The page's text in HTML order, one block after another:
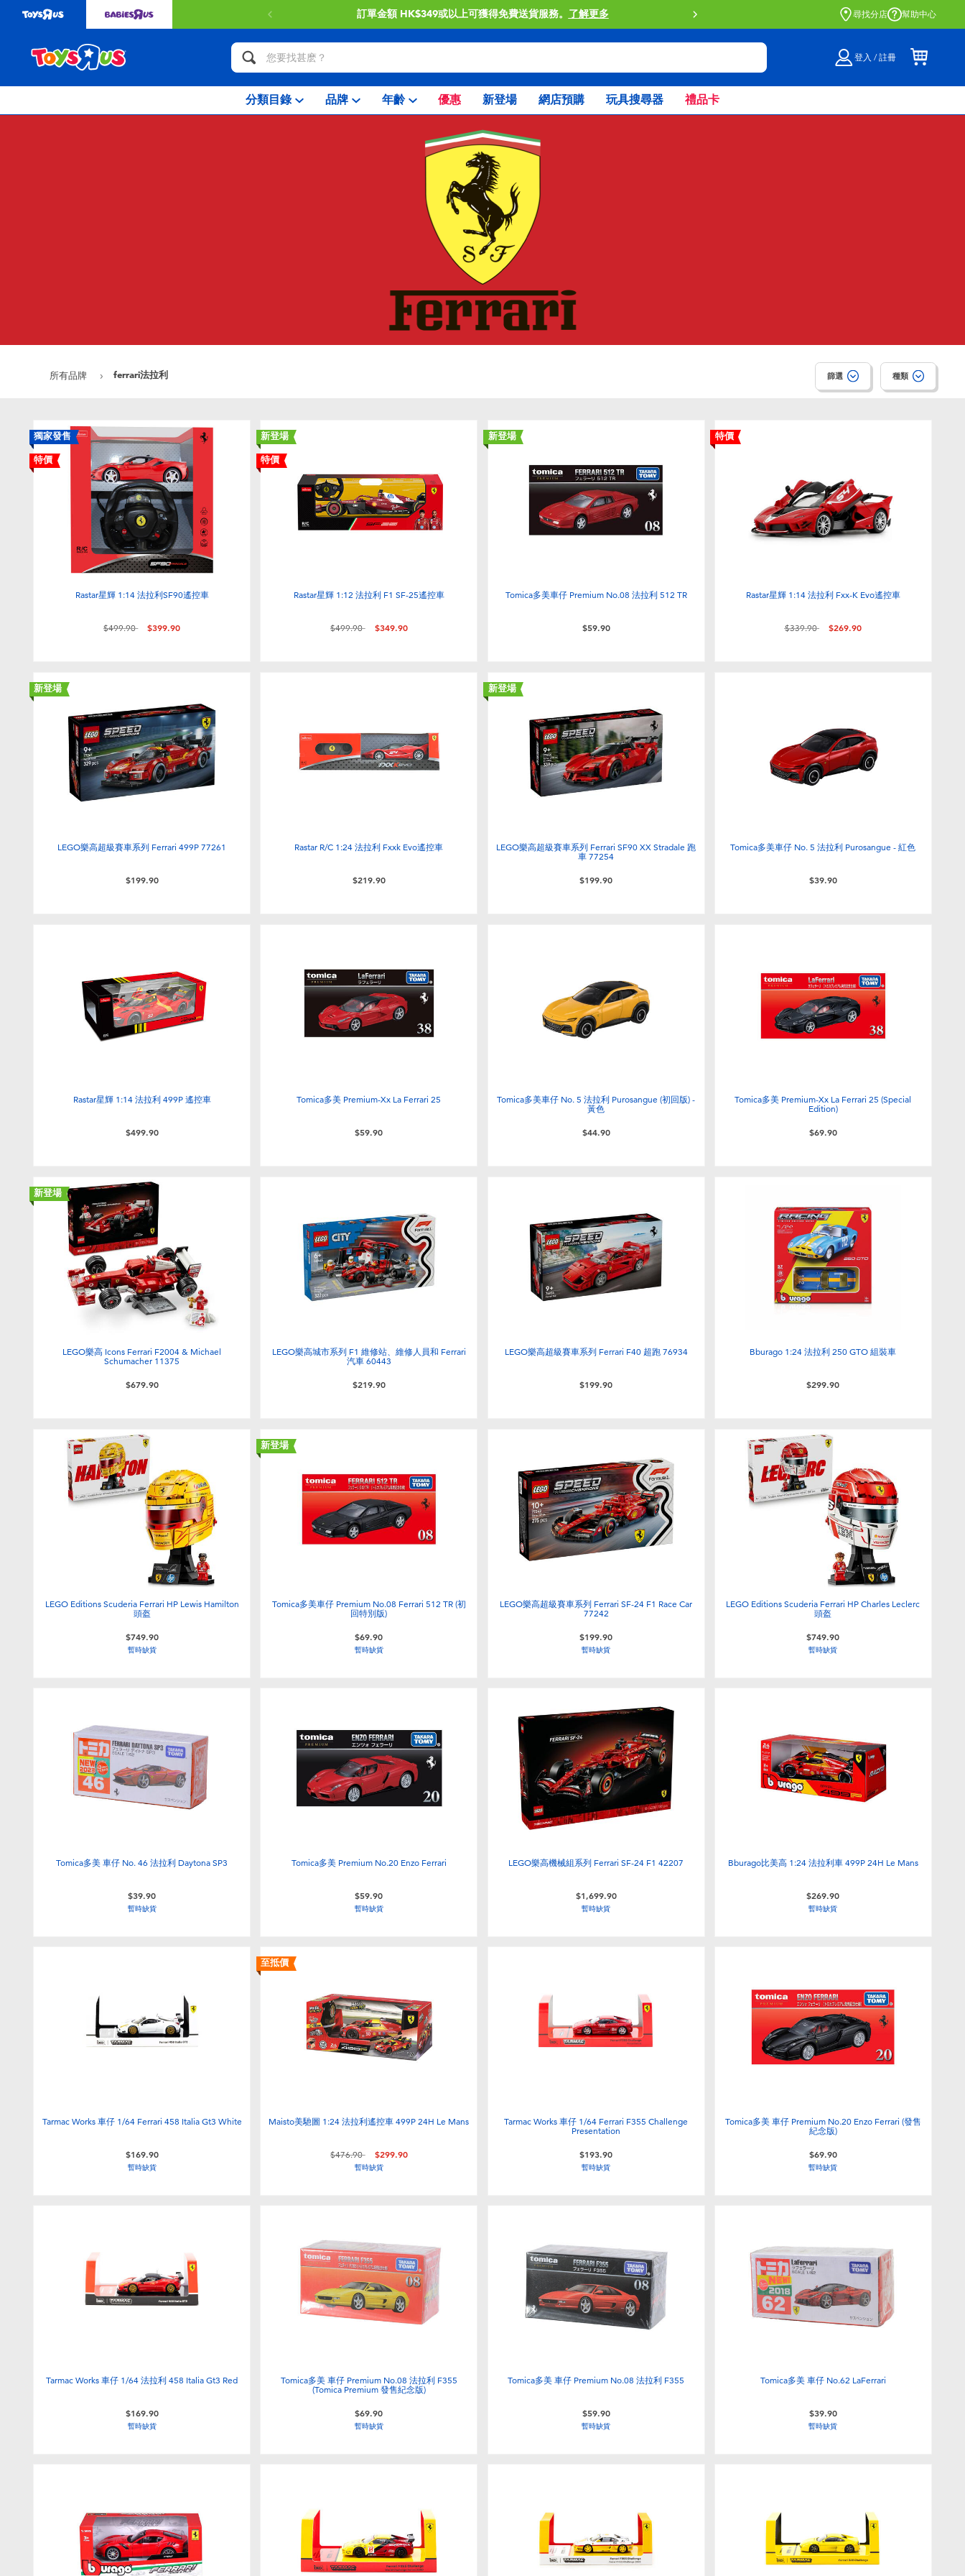
以上可獲得免費送貨服務。了解更多 門店自取服務 網上購買並在店內取貨。了解更多 尋找分店 幫助中心
登入 / 註冊
分類目錄 品牌 年齡 優惠 新登場 網店預購 玩具搜尋器 禮品卡
所有品牌 ferrari法拉利 篩選 種類
獨家發售
特價
Rastar星輝 1:14 法拉利SF90遙控車
價格從
$499.90至 $399.90
新登場
特價
Rastar星輝 1:12 法拉利 F1 SF-25遙控車
價格從
$499.90至 $349.90
新登場
Tomica多美車仔 Premium No.08 法拉利 512 TR
$59.90
特價
Rastar星輝 1:14 法拉利 Fxx-K Evo遙控車
價格從
$339.90至 $269.90
新登場
LEGO樂高超級賽車系列 Ferrari 499P 77261
$199.90
Rastar R/C 1:24 法拉利 Fxxk Evo遙控車
$219.90
新登場
LEGO樂高超級賽車系列 Ferrari SF90 XX Stradale 跑
車 77254
$199.90
Tomica多美車仔 No. 5 法拉利 Purosangue - 紅色
$39.90
Rastar星輝 1:14 法拉利 499P 遙控車
$499.90
Tomica多美 Premium-Xx La Ferrari 25
$59.90
Tomica多美車仔 No. 5 法拉利 Purosangue (初回版) -
黃色
$44.90
Tomica多美 Premium-Xx La Ferrari 25 (Special
Edition)
$69.90
新登場
LEGO樂高 Icons Ferrari F2004 & Michael
Schumacher 11375
$679.90
LEGO樂高城市系列 F1 維修站、維修人員和 Ferrari
汽車 60443
$219.90
LEGO樂高超級賽車系列 Ferrari F40 超跑 76934
$199.90
Bburago 1:24 法拉利 250 GTO 組裝車
$299.90
LEGO Editions Scuderia Ferrari HP Lewis Hamilton
頭盔
$749.90
暫時缺貨
新登場
Tomica多美車仔 Premium No.08 Ferrari 512 TR (初
回特別版)
$69.90
暫時缺貨
LEGO樂高超級賽車系列 Ferrari SF-24 F1 Race Car
77242
$199.90
暫時缺貨
LEGO Editions Scuderia Ferrari HP Charles Leclerc
頭盔
$749.90
暫時缺貨
Tomica多美 車仔 No. 46 法拉利 Daytona SP3
$39.90
暫時缺貨
Tomica多美 Premium No.20 Enzo Ferrari
$59.90
暫時缺貨
LEGO樂高機械組系列 Ferrari SF-24 F1 42207
$1,699.90
暫時缺貨
Bburago比美高 1:24 法拉利車 499P 24H Le Mans
$269.90
暫時缺貨
Tarmac Works 車仔 1/64 Ferrari 458 Italia Gt3 White
$169.90
暫時缺貨
至抵價
Maisto美馳圖 1:24 法拉利遙控車 499P 24H Le Mans
價格從
$476.90至 $299.90
暫時缺貨
Tarmac Works 車仔 1/64 Ferrari F355 Challenge
Presentation
$193.90
暫時缺貨
Tomica多美 車仔 Premium No.20 Enzo Ferrari (發售
紀念版)
$69.90
暫時缺貨
Tarmac Works 車仔 1/64 法拉利 458 Italia Gt3 Red
$169.90
暫時缺貨
Tomica多美 車仔 Premium No.08 法拉利 F355
(Tomica Premium 發售紀念版)
$69.90
暫時缺貨
Tomica多美 車仔 Premium No.08 法拉利 F355
$59.90
暫時缺貨
Tomica多美 車仔 No.62 LaFerrari
$39.90
暫時缺貨